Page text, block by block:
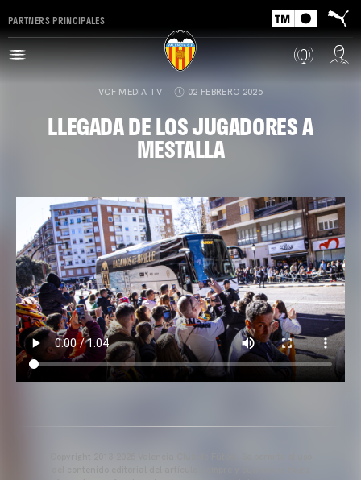
PARTNERS PRINCIPALES
VCF MEDIA TV 02 FEBRERO 2025
LLEGADA DE LOS JUGADORES A
MESTALLA